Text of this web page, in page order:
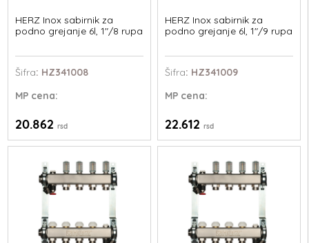
HERZ Inox sabirnik za
podno grejanje 6l, 1"/8 rupa
Šifra: HZ341008
MP cena:
20.862rsd
HERZ Inox sabirnik za
podno grejanje 6l, 1"/9 rupa
Šifra: HZ341009
MPcena:
22.612 rsd